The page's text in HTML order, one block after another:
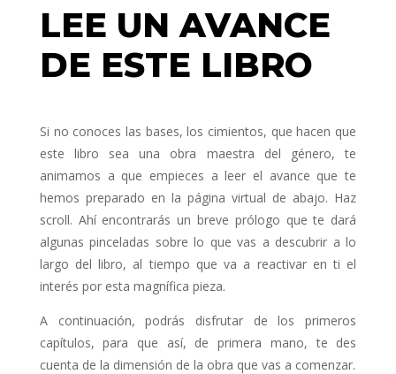
LEE UN AVANCE
DE ESTE LIBRO
Si no conoces las bases, los cimientos, que hacen que
este libro sea una obra maestra del género, te
animamos a que empieces a leer el avance que te
hemos preparado en la página virtual de abajo. Haz
scroll. Ahí encontrarás un breve prólogo que te dará
algunas pinceladas sobre lo que vas a descubrir a lo
largo del libro, al tiempo que va a reactivar en ti el
interés por esta magnífica pieza.
A continuación, podrás disfrutar de los primeros
capítulos, para que así, de primera mano, te des
cuenta de la dimensión de la obra que vas a comenzar.